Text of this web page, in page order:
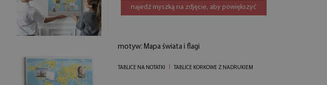
najedź myszką na zdjęcie, aby powiększyć
motyw: Mapa świata i flagi
TABLICE NA NOTATKI TABLICE KORKOWE Z NADRUKIEM